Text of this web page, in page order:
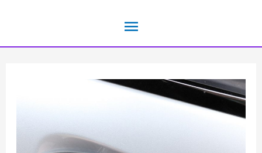
المحتوى
القائمة
الرئيسية